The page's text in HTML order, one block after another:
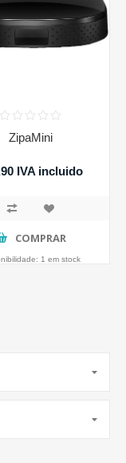
ZipaMini
IVA incluido
COMPRAR
1 em stock